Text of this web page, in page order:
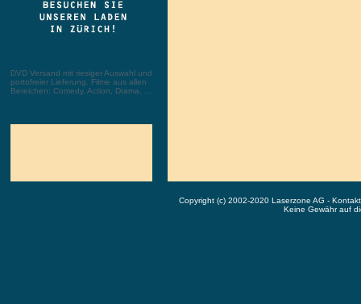
DVD Versand mit riesiger Auswahl und
portofreier Lieferung. Filme aus allen
Bereichen: Comedy, Action, Drama, ...
Copyright (c) 2002-2020 Laserzone AG -
Keine Gewähr auf